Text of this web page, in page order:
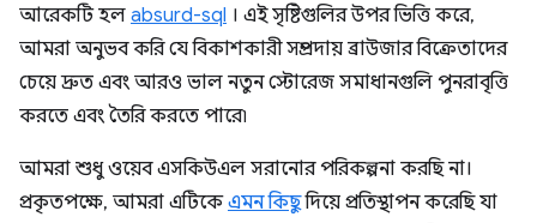
আরেকটি হল absurd-sql । এই সৃষ্টিগুলির উপর ভিত্তি করে,
আমরা অনুভব করি যে বিকাশকারী সম্প্রদায় ব্রাউজার বিক্রেতাদের
চেয়ে দ্রুত এবং আরও ভাল নতুন স্টোরেজ সমাধানগুলি পুনরাবৃত্তি
করতে এবং তৈরি করতে পারে৷
আমরা শুধু ওয়েব এসকিউএল সরানোর পরিকল্পনা করছি না।
প্রকৃতপক্ষে, আমরা এটিকেএমন কিছুদিয়ে প্রতিস্থাপন করেছি যা